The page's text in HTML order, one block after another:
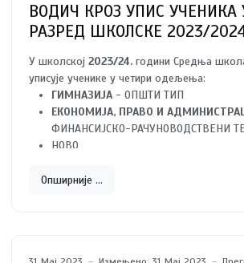
ВОДИЧ КРОЗ УПИС УЧЕНИКА
РАЗРЕД ШКОЛСКЕ 2023/
У школској 2023/24. години Средња
уписује ученике у четири одељења:
ГИМНАЗИЈА - ОПШТИ ТИП
ЕКОНОМИЈА, ПРАВО И
ФИНАНСИЈСКО-РАЧУНОВОДСТВЕНИ
НОВО
ХЕМИЈСКУ И ФАРМАЦЕУТСКУ
Опширније …